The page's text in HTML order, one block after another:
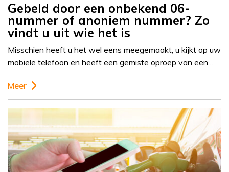
Gebeld door een onbekend 06-
nummer of anoniem nummer? Zo
vindt u uit wie het is
Misschien heeft u het wel eens meegemaakt, u kijkt op uw
mobiele telefoon en heeft een gemiste oproep van een…
Meer